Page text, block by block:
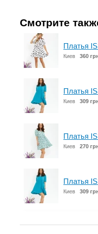
Смотрите
Платья
Киев 360
Платья
Киев 309
Платья
Киев 270
Платья
Киев 309